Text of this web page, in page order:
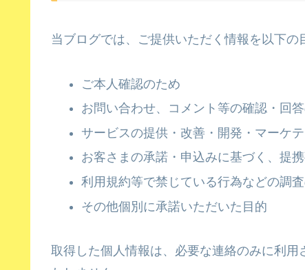
当ブログでは、ご提供いただく情報を以下の
ご本人確認のため
お問い合わせ、コメント等の確認・回
サービスの提供・改善・開発・マーケ
お客さまの承諾・申込みに基づく、提
利用規約等で禁じている行為などの調
その他個別に承諾いただいた目的
取得した個人情報は、必要な連絡のみに利